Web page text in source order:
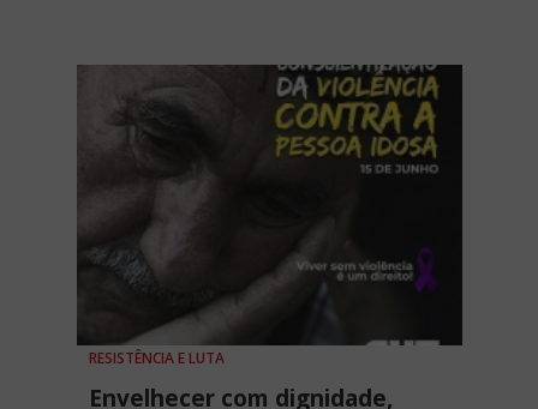
RESISTÊNCIA E LUTA
Envelhecer com dignidade,